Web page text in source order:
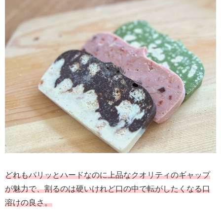
どれもパリッとハードなのに上品なクオリティのギャップ
が魅力で、割るのは硬いけれど口の中で転がしたくなる口
溶けの良さ。